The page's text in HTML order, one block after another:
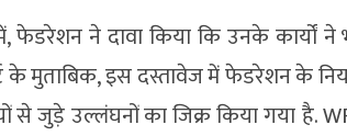
फेडरेशन ने दावा किया कि उनके कार्यों ने
के मुताबिक, इस दस्तावेज में फेडरेशन के
से जुड़े उल्लंघनों का जिक्र किया गया है.